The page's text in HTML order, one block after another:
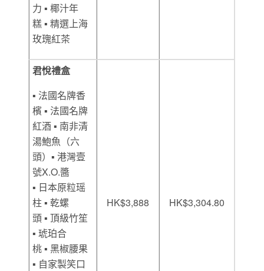
力 ▪ 椰汁年
糕 ▪ 精選上海
玫瑰紅茶
君悅禮盒
▪ 法國名牌香
檳 ▪ 法國名牌
紅酒 ▪ 南非清
湯鮑魚（六
頭）▪ 港灣壹
號X.O.醬
▪ 日本原粒瑶
柱 ▪ 乾螺
頭 ▪ 頂級竹笙
▪ 琥珀合
桃 ▪ 黑椒腰果
▪ 自家製笑口
HK$3,888 HK$3,304.80